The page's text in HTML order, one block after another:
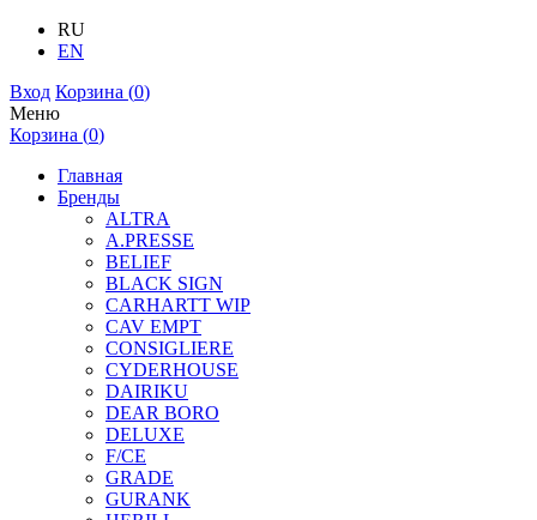
RU
EN
Вход Корзина (0)
Меню
Корзина (0)
Главная
Бренды
ALTRA
A.PRESSE
BELIEF
BLACK SIGN
CARHARTT WIP
CAV EMPT
CONSIGLIERE
CYDERHOUSE
DAIRIKU
DEAR BORO
DELUXE
F/CE
GRADE
GURANK